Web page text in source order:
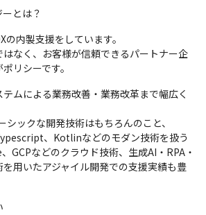
・プロジェクトマネージャー/社員代替・
ス
ネージャー→部長
領域に挑戦することも可能です
とは？
内製支援をしています。
はなく、お客様が信頼できるパートナー企
リシーです。
ムによる業務改善・業務改革まで幅広く
ックな開発技術はもちろんのこと、
、Kotlinなどのモダン技術を扱う
GCPなどのクラウド技術、生成AI・RPA・
用いたアジャイル開発での支援実績も豊